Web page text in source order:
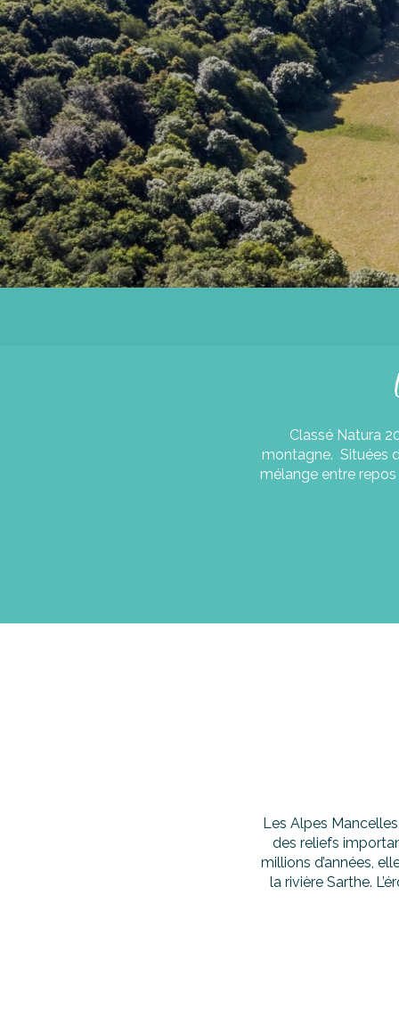
Classé Natura
montagne. Situées
mélange entre
Les Alpes
des reliefs
millions d’années,
la rivière Sarthe.